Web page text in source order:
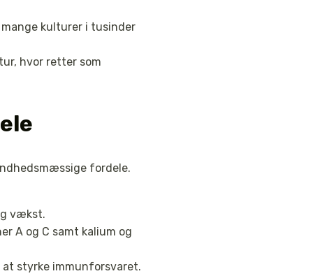
kulturer i tusinder
hvor retter som
fordele.
vækst.
A og C samt kalium og
styrke immunforsvaret.